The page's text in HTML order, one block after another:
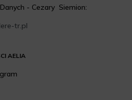
AELIA
- Cezary Siemion:
tr.pl